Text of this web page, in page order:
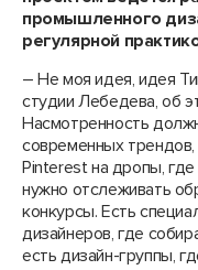
промышленного
регулярной
– Не моя идея, идея
студии Лебедева, об
Насмотренность
современных трендов,
Pinterest на дропы,
нужно отслеживать
конкурсы. Есть
дизайнеров, где
есть дизайн-группы,